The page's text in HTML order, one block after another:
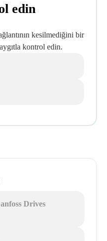
edin
kesilmediğini bir
kontrol edin.
Drives